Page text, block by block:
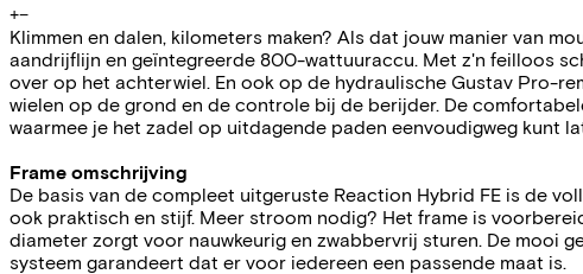
+−
Klimmen en dalen, kilometers maken? Als dat jouw manier van
aandrijflijn en geïntegreerde 800-wattuuraccu. Met z'n feilloos
over op het achterwiel. En ook op de hydraulische Gustav Pro-
wielen op de grond en de controle bij de berijder. De
waarmee je het zadel op uitdagende paden eenvoudigweg kunt
Frame omschrijving
De basis van de compleet uitgeruste Reaction Hybrid FE is de
ook praktisch en stijf. Meer stroom nodig? Het frame is
diameter zorgt voor nauwkeurig en zwabbervrij sturen. De mooi
systeem garandeert dat er voor iedereen een passende maat is.